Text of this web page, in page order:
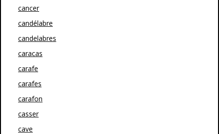
cancer
candélabre
candelabres
caracas
carafe
carafes
carafon
casser
cave